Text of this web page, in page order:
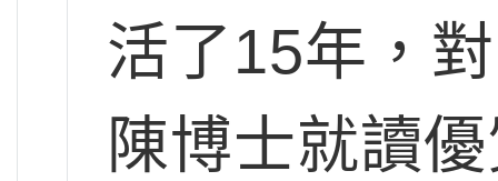
活了15年，
陳博士就讀